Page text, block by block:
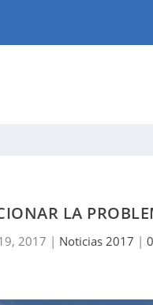
LA
2017 | Noticias 2017 |